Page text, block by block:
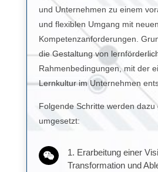
und Unternehmen zu einem
und flexiblen Umgang mit neuen
Kompetenzanforderungen.
die Gestaltung von
Rahmenbedingungen, mit der
Lernkultur im Unternehmen
Folgende Schritte werden dazu
umgesetzt:

1. Erarbeitung einer
Transformation und